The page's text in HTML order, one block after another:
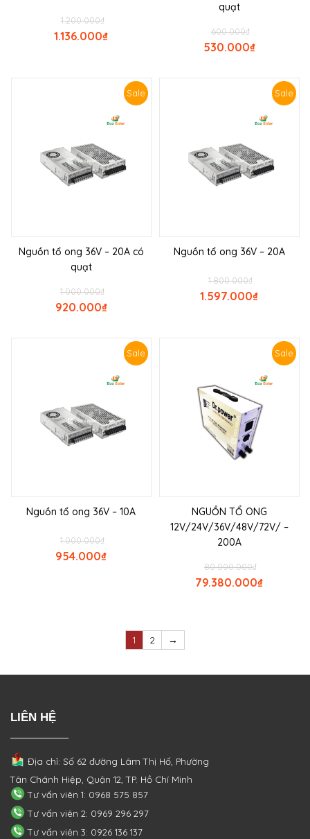
₫
1.200.000
₫
1.136.000
quạt
₫
600.000
₫
530.000
Sale
Nguồn tổ ong 36V – 20A có
quạt
₫
1.000.000
₫
920.000
Sale
Nguồn tổ ong 36V – 20A
₫
1.800.000
₫
1.597.000
Sale
Nguồn tổ ong 36V – 10A
₫
1.000.000
₫
954.000
Sale
NGUỒN TỔ ONG
12V/24V/36V/48V/72V/ –
200A
₫
80.000.000
₫
79.380.000
1 2 →
LIÊN HỆ
Địa chỉ: Số 62 đường Lâm Thị Hố, Phường
Tân Chánh Hiệp, Quận 12, TP. Hồ Chí Minh
Tư vấn viên 1: 0968 575 857
Tư vấn viên 2: 0969 296 297
Tư vấn viên 3: 0926 136 137